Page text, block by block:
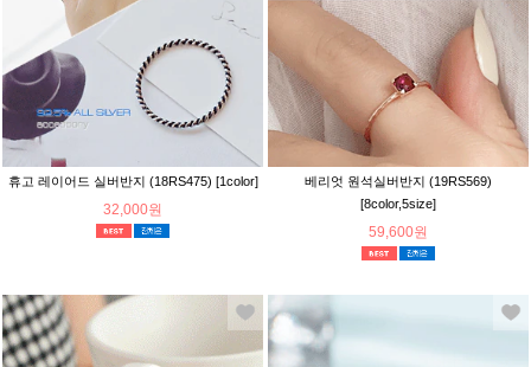
휴고 레이어드 실버반지 (18RS475) [1color]
32,000원
베리엇 원석실버반지 (19RS569)
[8color,5size]
59,600원